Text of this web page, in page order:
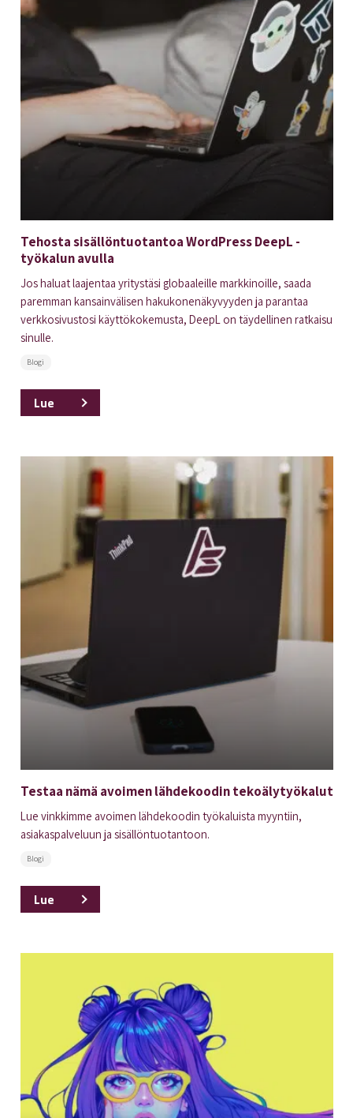
Tehosta sisällöntuotantoa WordPress DeepL -
työkalun avulla
Jos haluat laajentaa yritystäsi globaaleille markkinoille, saada
paremman kansainvälisen hakukonenäkyvyyden ja parantaa
verkkosivustosi käyttökokemusta, DeepL on täydellinen ratkaisu
sinulle.
Blogi
Lue
Testaa nämä avoimen lähdekoodin tekoälytyökalut
Lue vinkkimme avoimen lähdekoodin työkaluista myyntiin,
asiakaspalveluun ja sisällöntuotantoon.
Blogi
Lue